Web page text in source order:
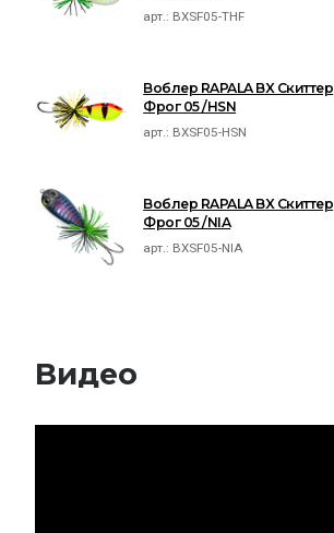
арт.: BXSF05-THF
Воблер RAPALA BX Скиттер
Фрог 05 /HSN
арт.: BXSF05-HSN
Воблер RAPALA BX Скиттер
Фрог 05 /NIA
арт.: BXSF05-NIA
Видео